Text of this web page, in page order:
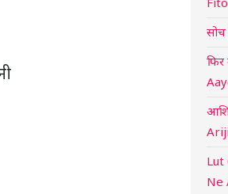
Ne